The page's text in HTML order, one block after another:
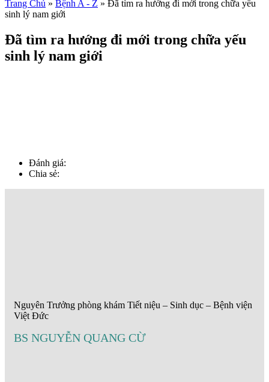
Trang Chủ » Bệnh A - Z » Đã tìm ra hướng đi mới trong chữa yếu
sinh lý nam giới
Đã tìm ra hướng đi mới trong chữa yếu
sinh lý nam giới
Đánh giá:
Chia sẻ:
Nguyên Trưởng phòng khám Tiết niệu – Sinh dục – Bệnh viện
Việt Đức
BS NGUYỄN QUANG CỪ